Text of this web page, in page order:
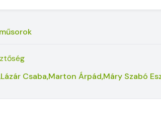
Lázár Csaba,Marton Árpád,Máry Szabó